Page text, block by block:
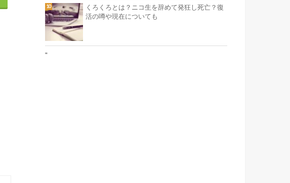
くろくろとは？ニコ生を辞めて発狂し死亡？復
活の噂や現在についても
"